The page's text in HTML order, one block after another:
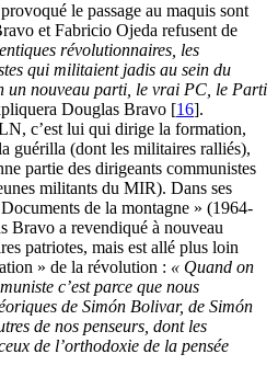
le passage au maquis sont
et Fabricio Ojeda refusent de
révolutionnaires, les
qui militaient jadis au sein du
un nouveau parti, le vrai PC, le Parti
Douglas Bravo [16].
c’est lui qui dirige la formation,
guérilla (dont les militaires ralliés),
partie des dirigeants communistes
militants du MIR). Dans ses
de la montagne » (1964-
Bravo a revendiqué à nouveau
patriotes, mais est allé plus loin
» de la révolution : « Quand on
c’est parce que nous
de Simón Bolivar, de Simón
de nos penseurs, dont les
de l’orthodoxie de la pensée